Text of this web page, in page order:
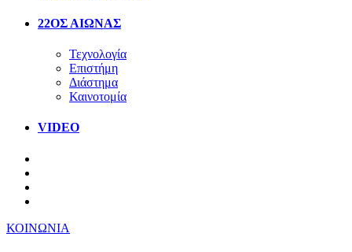
22ΟΣ ΑΙΩΝΑΣ
Τεχνολογία
Επιστήμη
Διάστημα
Καινοτομία
VIDEO
ΚΟΙΝΩΝΙΑ